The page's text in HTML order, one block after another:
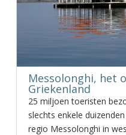
Messolonghi, het
Griekenland
25 miljoen toeristen
slechts enkele
regio Messolonghi in